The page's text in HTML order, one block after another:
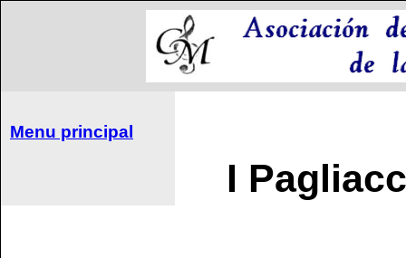
Menu principal
I